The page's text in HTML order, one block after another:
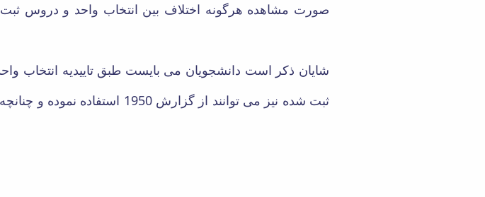
صورت مشاهده هرگونه اختلاف بین انتخاب واحد و دروس ثبت
شایان ذکر است دانشجویان می بایست طبق تاییدیه انتخاب
ثبت شده نیز می توانند از